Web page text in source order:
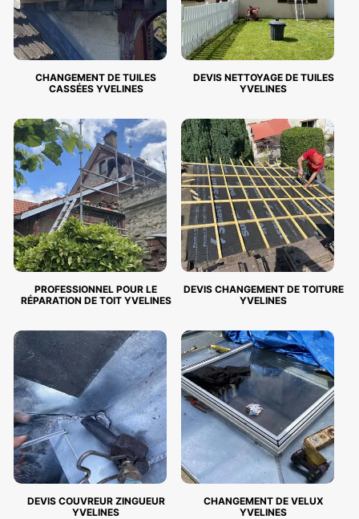
CHANGEMENT DE TUILES
CASSÉES YVELINES
DEVIS NETTOYAGE DE TUILES
YVELINES
PROFESSIONNEL POUR LE
RÉPARATION DE TOIT YVELINES
DEVIS CHANGEMENT DE TOITURE
YVELINES
DEVIS COUVREUR ZINGUEUR
YVELINES
CHANGEMENT DE VELUX
YVELINES